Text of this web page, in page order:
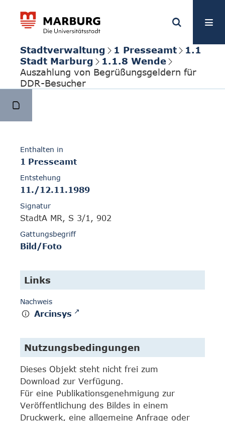
Stadtverwaltung 1 Presseamt
1.1
Stadt Marburg
1.1.8 Wende
Auszahlung von Begrüßungsgeldern für
DDR-Besucher
Enthalten in
1 Presseamt
Entstehung
11./12.11.1989
Signatur
StadtA MR, S 3/1, 902
Gattungsbegriff
Bild/Foto
Links
Nachweis
Arcinsys
Nutzungsbedingungen
Dieses Objekt steht nicht frei zum
Download zur Verfügung.
Für eine Publikationsgenehmigung zur
Veröffentlichung des Bildes in einem
Druckwerk, eine allgemeine Anfrage oder